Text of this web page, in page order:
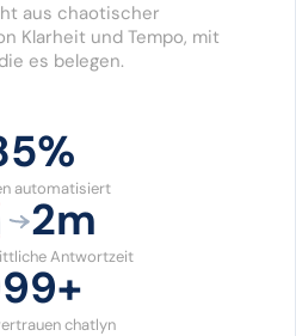
aus chaotischer
Klarheit und Tempo, mit
es belegen.
automatisiert
2m
Antwortzeit
chatlyn